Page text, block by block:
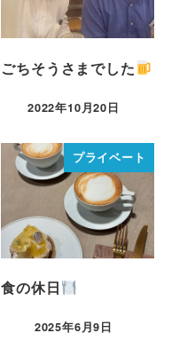
ごちそうさまでした
2022年10月20日
プライベート
食の休日
2025年6月9日